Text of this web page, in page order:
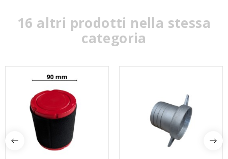
16 altri prodotti nella stessa
categoria